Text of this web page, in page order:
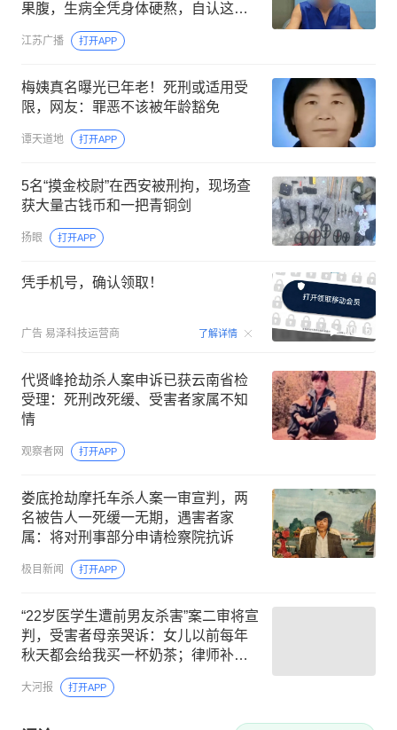
果腹，生病全凭身体硬熬，自认这些
年“活得不像个人”
江苏广播 打开APP
梅姨真名曝光已年老！死刑或适用受
限，网友：罪恶不该被年龄豁免
谭天道地 打开APP
5名“摸金校尉”在西安被刑拘，现场查
获大量古钱币和一把青铜剑
扬眼 打开APP
凭手机号，确认领取！
广告 易泽科技运营商 了解详情 00:15
代贤峰抢劫杀人案申诉已获云南省检
受理：死刑改死缓、受害者家属不知
情
观察者网 打开APP
娄底抢劫摩托车杀人案一审宣判，两
名被告人一死缓一无期，遇害者家
属：将对刑事部分申请检察院抗诉
极目新闻 打开APP
“22岁医学生遭前男友杀害”案二审将宣
判，受害者母亲哭诉：女儿以前每年
秋天都会给我买一杯奶茶；律师补充
新证据佐证凶手主观恶性极大
大河报 打开APP